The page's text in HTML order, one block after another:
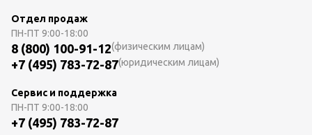
Отдел продаж
ПН-ПТ 9:00-18:00
8 (800) 100-91-12(физическим лицам)
+7 (495) 783-72-87(юридическим лицам)
Сервис и поддержка
ПН-ПТ 9:00-18:00
+7 (495) 783-72-87